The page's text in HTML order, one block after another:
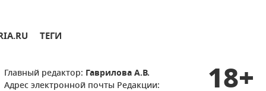
ТЕГИ
Главный редактор: Гаврилова А.В.
Адрес электронной почты Редакции:
18+